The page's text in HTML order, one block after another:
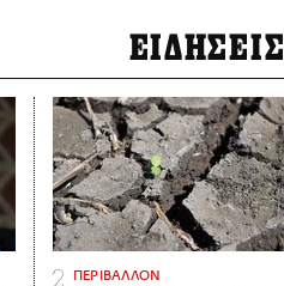
ΕΙΔΗΣΕΙΣ
ΠΕΡΙΒΑΛΛΟΝ